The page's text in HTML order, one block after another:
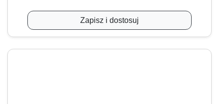
Zapisz i dostosuj